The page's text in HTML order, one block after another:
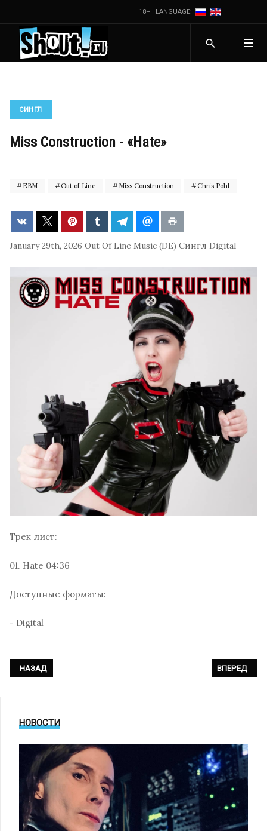
18+ | LANGUAGE:
СИНГЛ
Miss Construction - «Hate»
EBM Out of Line Miss Construction Chris Pohl
January 29th, 2026 Out Of Line Music (DE) Сингл Digital
Трек лист:
01. Hate 04:36
Доступные форматы:
- Digital
ПРЕДЫДУЩИЙ: THE CURE - «BOYS DON'T CRY (86 MIX)»
НАЗАД СЛЕДУЮЩИЙ:
ВПЕРЕД
НОВОСТИ